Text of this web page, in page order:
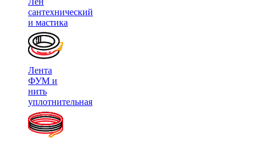
сантехнический
и мастика
Лента
ФУМ и
нить
уплотнительная